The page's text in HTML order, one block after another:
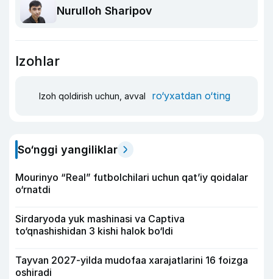
Nurulloh Sharipov
Izohlar
Izoh qoldirish uchun, avval ro‘yxatdan o‘ting
So‘nggi yangiliklar
Mourinyo “Real” futbolchilari uchun qat’iy qoidalar
o‘rnatdi
Sirdaryoda yuk mashinasi va Captiva
to‘qnashishidan 3 kishi halok bo‘ldi
Tayvan 2027-yilda mudofaa xarajatlarini 16 foizga
oshiradi